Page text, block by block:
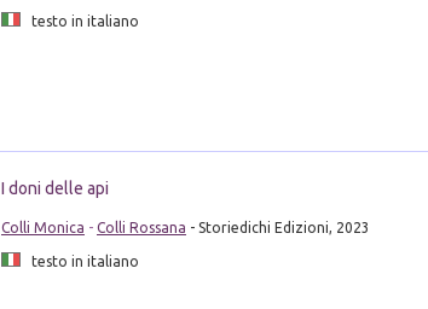
testo in italiano
I doni delle api
Colli Monica - Colli Rossana - Storiedichi Edizioni, 2023
testo in italiano